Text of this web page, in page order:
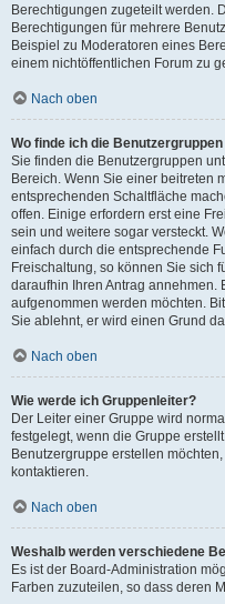
Berechtigungen zugeteilt werden.
Berechtigungen für mehrere
Beispiel zu Moderatoren eines
einem nichtöffentlichen Forum zu
Nach oben
Wo finde ich die
Sie finden die Benutzergruppen
Bereich. Wenn Sie einer beitreten
entsprechenden Schaltfläche
offen. Einige erfordern erst eine
sein und weitere sogar versteckt.
einfach durch die entsprechende
Freischaltung, so können Sie sich
daraufhin Ihren Antrag annehmen.
aufgenommen werden möchten.
Sie ablehnt, er wird einen Grund
Nach oben
Wie werde ich Gruppenleiter?
Der Leiter einer Gruppe wird
festgelegt, wenn die Gruppe
Benutzergruppe erstellen
kontaktieren.
Nach oben
Weshalb werden verschiedene
Es ist der Board-Administration
Farben zuzuteilen, so dass deren